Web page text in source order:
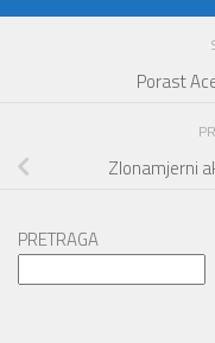
Porast
Zlonamjerni
PRETRAGA